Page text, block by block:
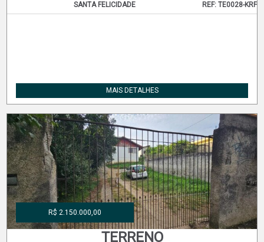
REF: TE0028-KRF
SANTA FELICIDADE
MAIS DETALHES
TERRENO
R$ 2.150.000,00